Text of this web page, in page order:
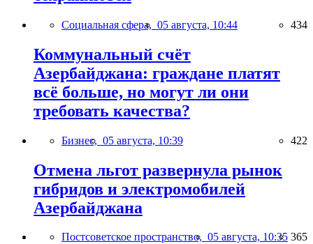
Социальная сфера, 05 августа, 10:44 434
Коммунальный счёт
Азербайджана: граждане платят
всё больше, но могут ли они
требовать качества?
Бизнес, 05 августа, 10:39 422
Отмена льгот развернула рынок
гибридов и электромобилей
Азербайджана
Постсоветское пространство, 05 августа, 10:35 365